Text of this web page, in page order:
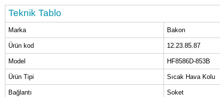
Teknik Tablo
Marka Bakon
Ürün kod 12.23.85.87
Model HF8586D-853B
Ürün Tipi Sıcak Hava Kolu
Bağlantı Soket